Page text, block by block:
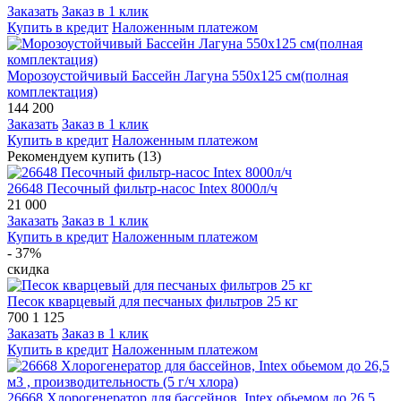
Заказать Заказ в 1 клик
Купить в кредит Наложенным платежом
Морозоустойчивый Бассейн Лагуна 550х125 см(полная
комплектация)
144 200
Заказать Заказ в 1 клик
Купить в кредит Наложенным платежом
Рекомендуем купить (13)
26648 Песочный фильтр-насос Intex 8000л/ч
21 000
Заказать Заказ в 1 клик
Купить в кредит Наложенным платежом
- 37%
скидка
Песок кварцевый для песчаных фильтров 25 кг
700 1 125
Заказать Заказ в 1 клик
Купить в кредит Наложенным платежом